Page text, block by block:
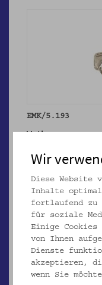
EMK/5.193
Votiv
Wir
Diese Website
Inhalte
fortlaufend zu
für soziale
Einige
von Ihnen
Dienste
akzeptieren,
wenn Sie